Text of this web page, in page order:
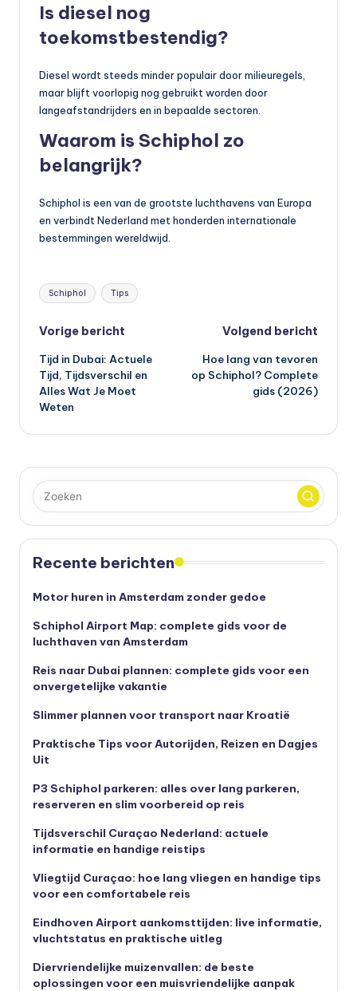
Is diesel nog
toekomstbestendig?
Diesel wordt steeds minder populair door milieuregels,
maar blijft voorlopig nog gebruikt worden door
langeafstandrijders en in bepaalde sectoren.
Waarom is Schiphol zo
belangrijk?
Schiphol is een van de grootste luchthavens van Europa
en verbindt Nederland met honderden internationale
bestemmingen wereldwijd.
Tags:
Schiphol Tips
Bericht
navigatie
Vorige bericht
Tijd in Dubai: Actuele
Tijd, Tijdsverschil en
Alles Wat Je Moet
Weten
Volgend bericht
Hoe lang van tevoren
op Schiphol? Complete
gids (2026)
Recente berichten
Motor huren in Amsterdam zonder gedoe
Schiphol Airport Map: complete gids voor de
luchthaven van Amsterdam
Reis naar Dubai plannen: complete gids voor een
onvergetelijke vakantie
Slimmer plannen voor transport naar Kroatië
Praktische Tips voor Autorijden, Reizen en Dagjes
Uit
P3 Schiphol parkeren: alles over lang parkeren,
reserveren en slim voorbereid op reis
Tijdsverschil Curaçao Nederland: actuele
informatie en handige reistips
Vliegtijd Curaçao: hoe lang vliegen en handige tips
voor een comfortabele reis
Eindhoven Airport aankomsttijden: live informatie,
vluchtstatus en praktische uitleg
Diervriendelijke muizenvallen: de beste
oplossingen voor een muisvriendelijke aanpak